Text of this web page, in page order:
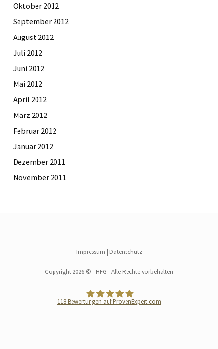
Oktober 2012
September 2012
August 2012
Juli 2012
Juni 2012
Mai 2012
April 2012
März 2012
Februar 2012
Januar 2012
Dezember 2011
November 2011
Impressum | Datenschutz
Copyright 2026 © - HFG - Alle Rechte vorbehalten
118Bewertungen auf ProvenExpert.com